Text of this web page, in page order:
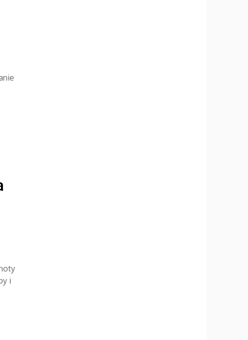
i